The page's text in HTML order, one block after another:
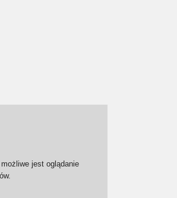
jest oglądanie